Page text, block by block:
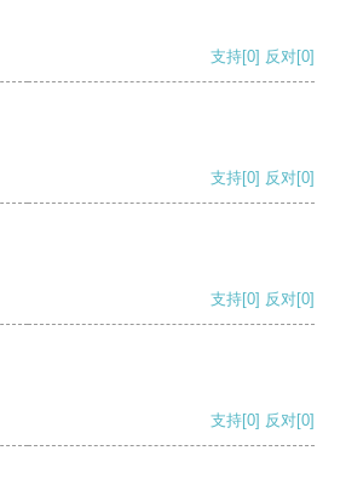
支持[0] 反对[0]
支持[0] 反对[0]
支持[0] 反对[0]
支持[0] 反对[0]